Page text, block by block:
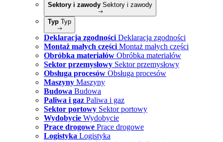
Sektory i zawody Sektory i zawody
Typ Typ
Deklaracja zgodności Deklaracja zgodności
Montaż małych części Montaż małych części
Obróbka materiałów Obróbka materiałów
Sektor przemysłowy Sektor przemysłowy
Obsługa procesów Obsługa procesów
Maszyny Maszyny
Budowa Budowa
Paliwa i gaz Paliwa i gaz
Sektor portowy Sektor portowy
Wydobycie Wydobycie
Prace drogowe Prace drogowe
Logistyka Logistyka